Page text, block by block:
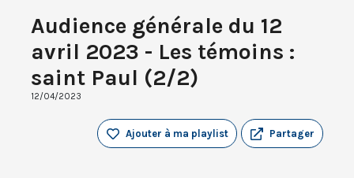
Audience générale du 12
avril 2023 - Les témoins :
saint Paul (2/2)
12/04/2023
Partager
Ajouter à ma playlist